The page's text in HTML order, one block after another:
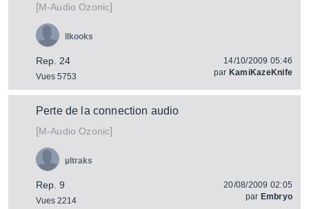
[M-Audio Ozonic]
Rep. 24
Vues 5753
llkooks
14/10/2009 05:46
par KamiKazeKnife
Perte de la connection audio
[M-Audio Ozonic]
Rep. 9
Vues 2214
µltraks
20/08/2009 02:05
par Embryo